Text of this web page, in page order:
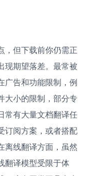
，但下载前你仍需正
现期望落差。最常被
广告和功能限制，例
大小的限制，部分专
常有大量文档翻译任
订阅方案，或者搭配
离线翻译方面，虽然
翻译模型受限于体